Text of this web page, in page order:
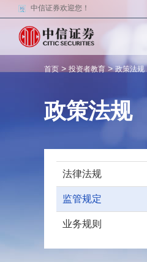
中信证券欢迎您！
首页 > 投资者教育>政策法规
政策法规
法律法规
监管规定
业务规则